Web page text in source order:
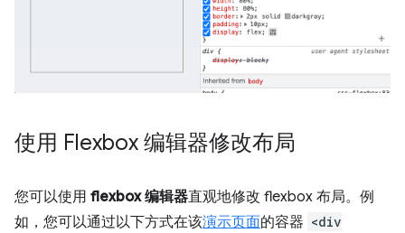
使用 Flexbox 编辑器修改布局
您可以使用 flexbox 编辑器直观地修改 flexbox 布局。例
如，您可以通过以下方式在该演示页面的容器 <div